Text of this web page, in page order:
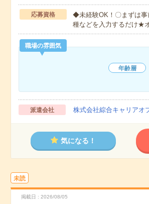
応募資格
◆未経験OK！〇まずは事
種などを入力するだけ★
職場の雰囲気
年齢層
派遣会社 株式会社綜合キャリアオ
気になる！
未読
掲載日 2026/08/05